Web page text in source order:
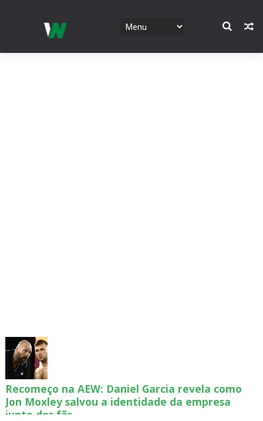
Recomeço na AEW: Daniel Garcia revela como
Jon Moxley salvou a identidade da empresa
junto dos fãs